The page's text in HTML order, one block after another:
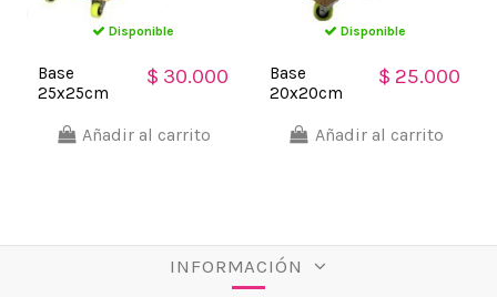
Disponible
Base
25x25cm
para Matera
$ 30.000
Añadir al carrito
Disponible
Base
20x20cm
para Matera
$ 25.000
Añadir al carrito
INFORMACIÓN